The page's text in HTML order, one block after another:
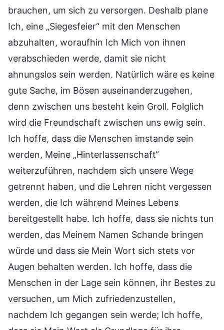
brauchen, um sich zu versorgen. Deshalb plane
Ich, eine „Siegesfeier“ mit den Menschen
abzuhalten, woraufhin Ich Mich von ihnen
verabschieden werde, damit sie nicht
ahnungslos sein werden. Natürlich wäre es keine
gute Sache, im Bösen auseinanderzugehen,
denn zwischen uns besteht kein Groll. Folglich
wird die Freundschaft zwischen uns ewig sein.
Ich hoffe, dass die Menschen imstande sein
werden, Meine „Hinterlassenschaft“
weiterzuführen, nachdem sich unsere Wege
getrennt haben, und die Lehren nicht vergessen
werden, die Ich während Meines Lebens
bereitgestellt habe. Ich hoffe, dass sie nichts tun
werden, das Meinem Namen Schande bringen
würde und dass sie Mein Wort sich stets vor
Augen behalten werden. Ich hoffe, dass die
Menschen in der Lage sein können, ihr Bestes zu
versuchen, um Mich zufriedenzustellen,
nachdem Ich gegangen sein werde; Ich hoffe,